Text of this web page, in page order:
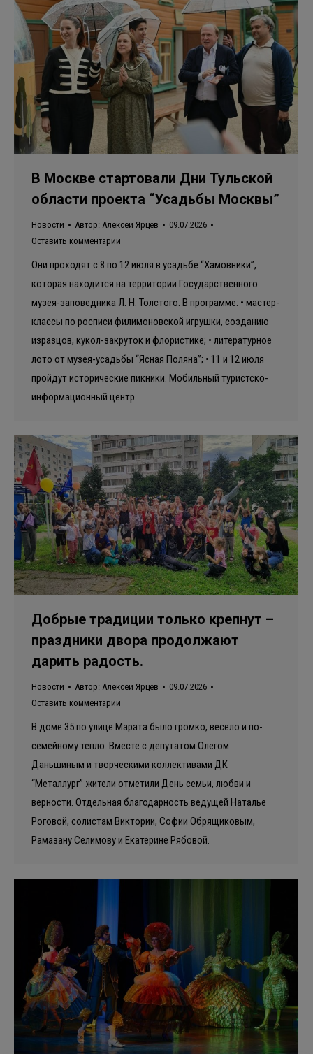
В Москве стартовали Дни Тульской
области проекта “Усадьбы Москвы”
Новости Автор: Алексей Ярцев
09.07.2026
Оставить комментарий
Они проходят с 8 по 12 июля в усадьбе “Хамовники”,
которая находится на территории Государственного
музея-заповедника Л. Н. Толстого. В программе: • мастер-
классы по росписи филимоновской игрушки, созданию
изразцов, кукол-закруток и флористике; • литературное
лото от музея-усадьбы “Ясная Поляна”; • 11 и 12 июля
пройдут исторические пикники. Мобильный туристско-
информационный центр…
Добрые традиции только крепнут –
праздники двора продолжают
дарить радость.
Новости Автор: Алексей Ярцев
09.07.2026
Оставить комментарий
В доме 35 по улице Марата было громко, весело и по-
семейному тепло. Вместе с депутатом Олегом
Даньшиным и творческими коллективами ДК
“Металлург” жители отметили День семьи, любви и
верности. Отдельная благодарность ведущей Наталье
Роговой, солистам Виктории, Софии Обрящиковым,
Рамазану Селимову и Екатерине Рябовой.